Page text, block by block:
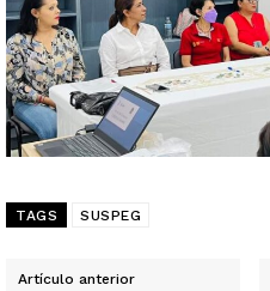
TAGS SUSPEG
Artículo anterior